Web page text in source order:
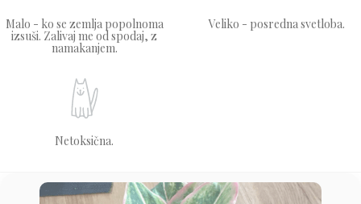
Malo - ko se zemlja popolnoma
izsuši. Zalivaj me od spodaj, z
namakanjem.
Veliko - posredna svetloba.
Netoksična.